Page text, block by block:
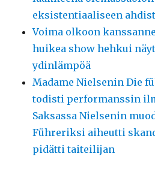
eksistentiaaliseen
Voima olkoon
huikea show hehkui
ydinlämpöä
Madame Nielsenin Die
todisti performanssin
Saksassa Nielsenin
Führeriksi aiheutti
pidätti taiteilijan